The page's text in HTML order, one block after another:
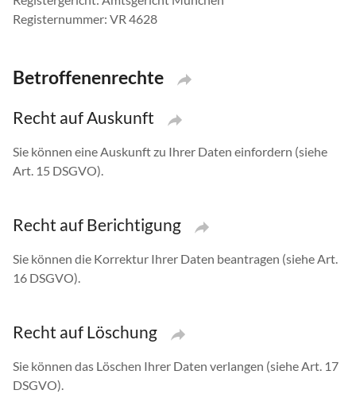
Registernummer: VR 4628
Betroffenenrechte
Recht auf Auskunft
Sie können eine Auskunft zu Ihrer Daten einfordern (siehe
Art. 15 DSGVO).
Recht auf Berichtigung
Sie können die Korrektur Ihrer Daten beantragen (siehe Art.
16 DSGVO).
Recht auf Löschung
Sie können das Löschen Ihrer Daten verlangen (siehe Art. 17
DSGVO).